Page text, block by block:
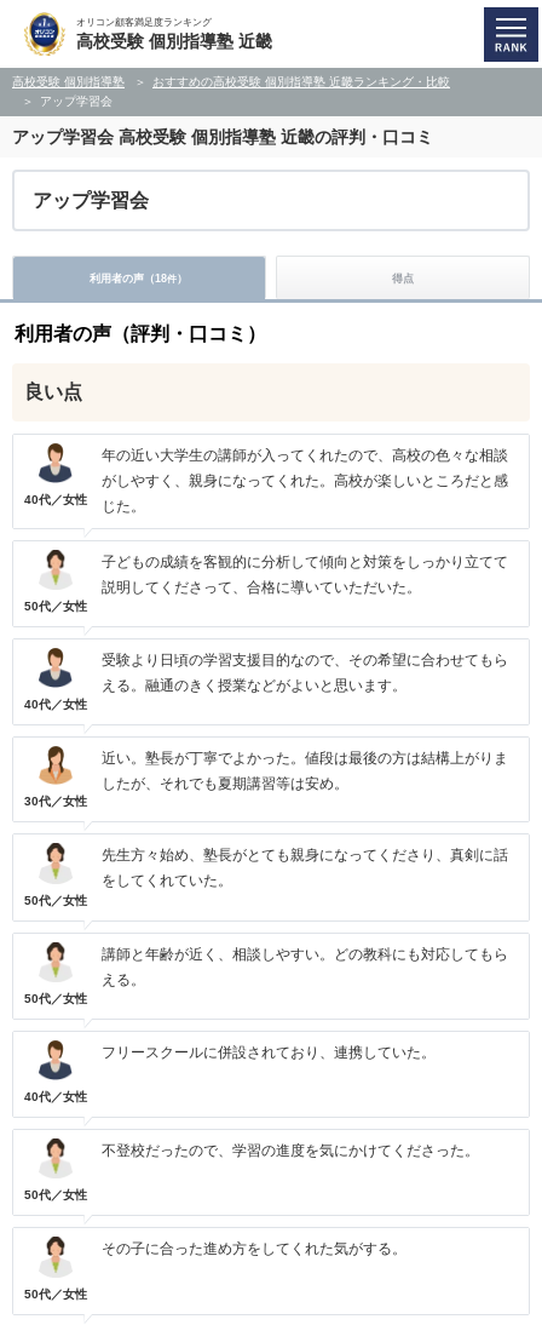
オリコン顧客満足度ランキング
高校受験 個別指導塾 近畿
高校受験 個別指導塾
おすすめの高校受験 個別指導塾 近畿ランキング・比較
アップ学習会
アップ学習会 高校受験 個別指導塾 近畿の評判・口コミ
アップ学習会
利用者の声（18件） 得点
利用者の声（評判・口コミ）
良い点
40代／女性
年の近い大学生の講師が入ってくれたので、高校の色々な相談
がしやすく、親身になってくれた。高校が楽しいところだと感
じた。
50代／女性
子どもの成績を客観的に分析して傾向と対策をしっかり立てて
説明してくださって、合格に導いていただいた。
40代／女性
受験より日頃の学習支援目的なので、その希望に合わせてもら
える。融通のきく授業などがよいと思います。
30代／女性
近い。塾長が丁寧でよかった。値段は最後の方は結構上がりま
したが、それでも夏期講習等は安め。
50代／女性
先生方々始め、塾長がとても親身になってくださり、真剣に話
をしてくれていた。
50代／女性
講師と年齢が近く、相談しやすい。どの教科にも対応してもら
える。
40代／女性
フリースクールに併設されており、連携していた。
50代／女性
不登校だったので、学習の進度を気にかけてくださった。
50代／女性
その子に合った進め方をしてくれた気がする。